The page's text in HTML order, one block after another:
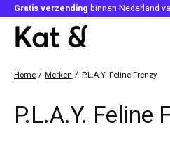
Gratis verzending binnen Nederland
Home / Merken / P.L.A.Y. Feline Frenzy
P.L.A.Y. Feline